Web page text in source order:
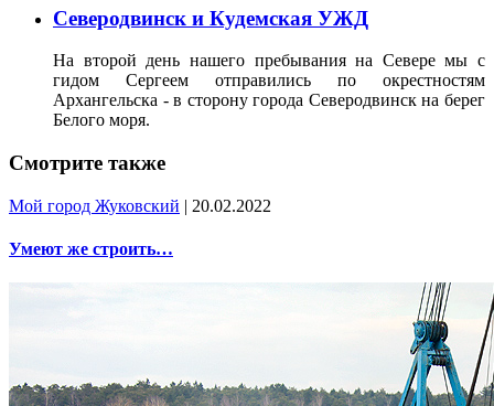
Северодвинск и Кудемская УЖД
На второй день нашего пребывания на Севере мы с
гидом Сергеем отправились по окрестностям
Архангельска - в сторону города Северодвинск на берег
Белого моря.
Смотрите также
Мой город Жуковский | 20.02.2022
Умеют же строить…